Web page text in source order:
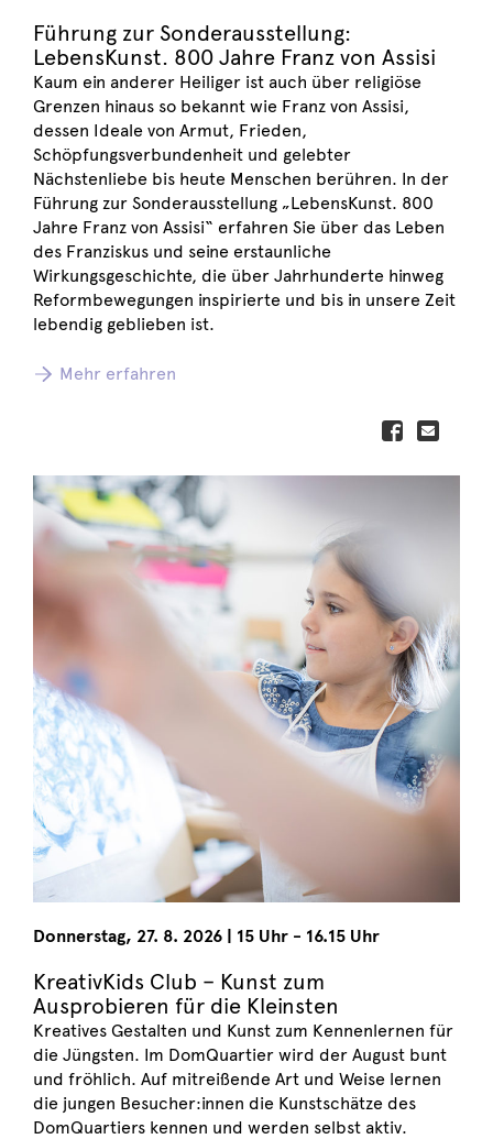
Führung zur Sonderausstellung:
LebensKunst. 800 Jahre Franz von Assisi
Kaum ein anderer Heiliger ist auch über religiöse
Grenzen hinaus so bekannt wie Franz von Assisi,
dessen Ideale von Armut, Frieden,
Schöpfungsverbundenheit und gelebter
Nächstenliebe bis heute Menschen berühren. In der
Führung zur Sonderausstellung „LebensKunst. 800
Jahre Franz von Assisi“ erfahren Sie über das Leben
des Franziskus und seine erstaunliche
Wirkungsgeschichte, die über Jahrhunderte hinweg
Reformbewegungen inspirierte und bis in unsere Zeit
lebendig geblieben ist.
Mehr erfahren
Donnerstag, 27. 8. 2026 | 15 Uhr - 16.15 Uhr
KreativKids Club – Kunst zum
Ausprobieren für die Kleinsten
Kreatives Gestalten und Kunst zum Kennenlernen für
die Jüngsten. Im DomQuartier wird der August bunt
und fröhlich. Auf mitreißende Art und Weise lernen
die jungen Besucher:innen die Kunstschätze des
DomQuartiers kennen und werden selbst aktiv.